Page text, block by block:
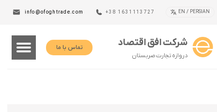
+38 1631113727
info@ofoghtrade.com
شرکت افق اقتصاد
دروازه تجارت صربستان
تماس با ما
EN / PERSIAN